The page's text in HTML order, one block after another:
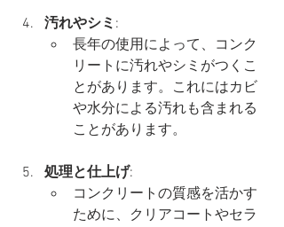
汚れやシミ :
長年の使用によって、コンク
リートに汚れやシミがつくこ
とがあります。これにはカビ
や水分による汚れも含まれる
ことがあります。
処理と仕上げ:
コンクリートの質感を活かす
ために、クリアコートやセラ